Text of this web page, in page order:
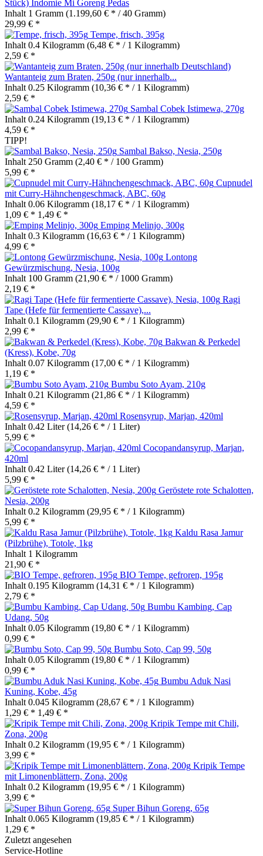
Stück) Indomie Mi Goreng Pedas
Inhalt 1 Gramm (1.199,60 € * / 40 Gramm)
29,99 € *
Tempe, frisch, 395g
Inhalt 0.4 Kilogramm (6,48 € * / 1 Kilogramm)
2,59 € *
Wantanteig zum Braten, 250g (nur innerhalb...
Inhalt 0.25 Kilogramm (10,36 € * / 1 Kilogramm)
2,59 € *
Sambal Cobek Istimewa, 270g
Inhalt 0.24 Kilogramm (19,13 € * / 1 Kilogramm)
4,59 € *
TIPP!
Sambal Bakso, Nesia, 250g
Inhalt 250 Gramm (2,40 € * / 100 Gramm)
5,99 € *
Cupnudel
mit Curry-Hähnchengeschmack, ABC, 60g
Inhalt 0.06 Kilogramm (18,17 € * / 1 Kilogramm)
1,09 € * 1,49 € *
Emping Melinjo, 300g
Inhalt 0.3 Kilogramm (16,63 € * / 1 Kilogramm)
4,99 € *
Lontong
Gewürzmischung, Nesia, 100g
Inhalt 100 Gramm (21,90 € * / 1000 Gramm)
2,19 € *
Ragi
Tape (Hefe für fermentierte Cassave),...
Inhalt 0.1 Kilogramm (29,90 € * / 1 Kilogramm)
2,99 € *
Bakwan & Perkedel
(Kress), Kobe, 70g
Inhalt 0.07 Kilogramm (17,00 € * / 1 Kilogramm)
1,19 € *
Bumbu Soto Ayam, 210g
Inhalt 0.21 Kilogramm (21,86 € * / 1 Kilogramm)
4,59 € *
Rosensyrup, Marjan, 420ml
Inhalt 0.42 Liter(14,26 € * / 1 Liter)
5,99 € *
Cocopandansyrup, Marjan,
420ml
Inhalt 0.42 Liter(14,26 € * / 1 Liter)
5,99 € *
Geröstete rote Schalotten,
Nesia, 200g
Inhalt 0.2 Kilogramm (29,95 € * / 1 Kilogramm)
5,99 € *
Kaldu Rasa Jamur
(Pilzbrühe), Totole, 1kg
Inhalt 1 Kilogramm
21,90 € *
BIO Tempe, gefroren, 195g
Inhalt 0.195 Kilogramm (14,31 € * / 1 Kilogramm)
2,79 € *
Bumbu Kambing, Cap
Udang, 50g
Inhalt 0.05 Kilogramm (19,80 € * / 1 Kilogramm)
0,99 € *
Bumbu Soto, Cap 99, 50g
Inhalt 0.05 Kilogramm (19,80 € * / 1 Kilogramm)
0,99 € *
Bumbu Aduk Nasi
Kuning, Kobe, 45g
Inhalt 0.045 Kilogramm (28,67 € * / 1 Kilogramm)
1,29 € * 1,49 € *
Kripik Tempe mit Chili,
Zona, 200g
Inhalt 0.2 Kilogramm (19,95 € * / 1 Kilogramm)
3,99 € *
Kripik Tempe
mit Limonenblättern, Zona, 200g
Inhalt 0.2 Kilogramm (19,95 € * / 1 Kilogramm)
3,99 € *
Super Bihun Goreng, 65g
Inhalt 0.065 Kilogramm (19,85 € * / 1 Kilogramm)
1,29 € *
Zuletzt angesehen
Service-Hotline